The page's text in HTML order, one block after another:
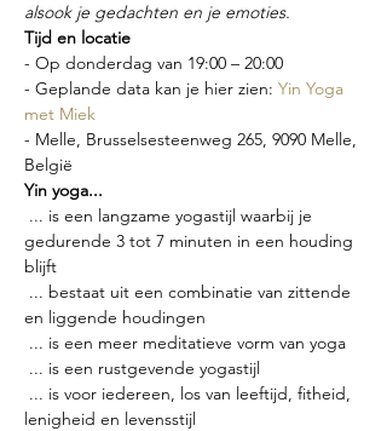
alsook je gedachten en je emoties.
Tijd en locatie
- Op donderdag van 19:00 – 20:00
- Geplande data kan je hier zien: Yin Yoga
met Miek
- Melle, Brusselsesteenweg 265, 9090 Melle,
België
Yin yoga...
... is een langzame yogastijl waarbij je
gedurende 3 tot 7 minuten in een houding
blijft
... bestaat uit een combinatie van zittende
en liggende houdingen
... is een meer meditatieve vorm van yoga
... is een rustgevende yogastijl
... is voor iedereen, los van leeftijd, fitheid,
lenigheid en levensstijl